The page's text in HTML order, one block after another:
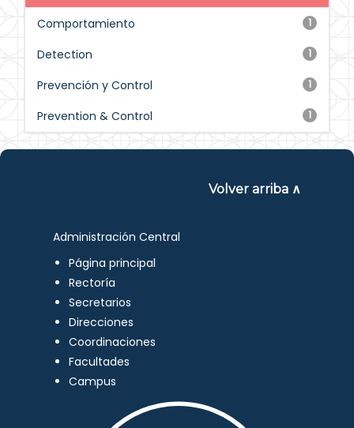
1
Comportamiento
1
Detection
1
Prevención y Control
1
Prevention & Control
Volver arriba ∧
Administración Central
Página principal
Rectoría
Secretarios
Direcciones
Coordinaciones
Facultades
Campus